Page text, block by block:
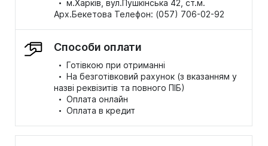
м.Харків, вул.Пушкінська 42, ст.м.
Арх.Бекетова Телефон: (057) 706-02-92
Способи оплати
· Готівкою при отриманні
·
На безготівковий рахунок (з вказанням у
назві реквізитів та повного ПІБ)
· Оплата онлайн
· Оплата в кредит